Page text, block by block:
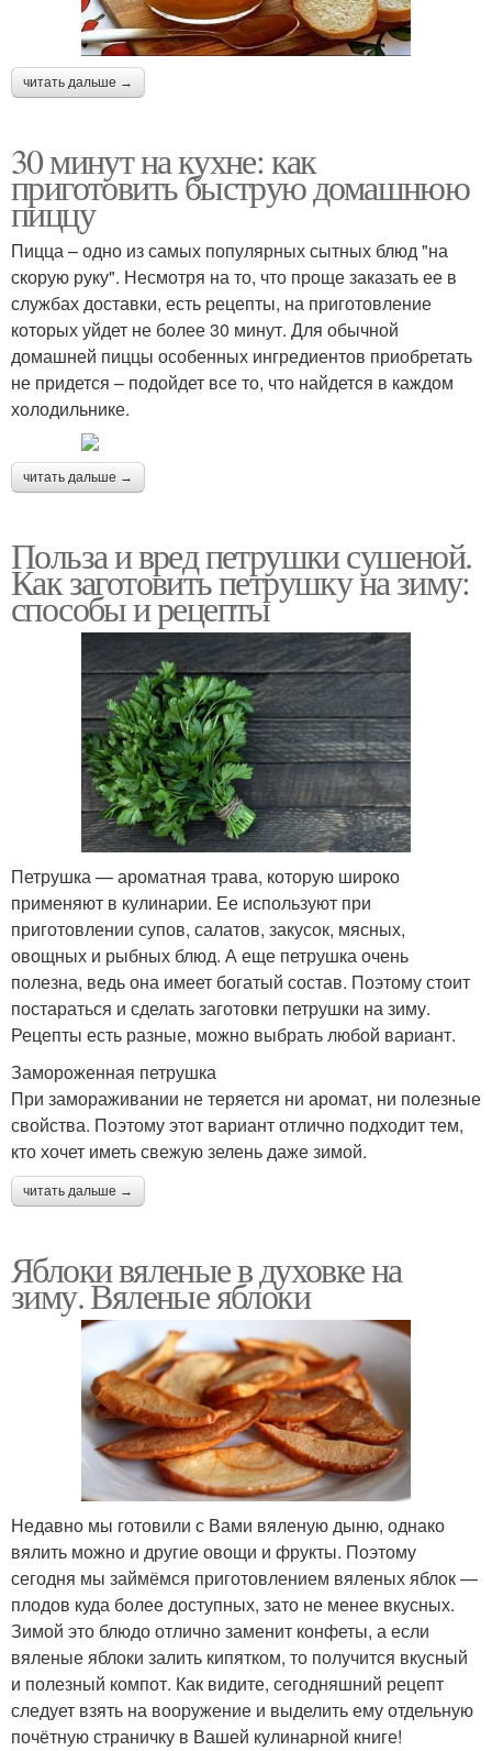
читать дальше →
30 минут на кухне: как
приготовить быструю домашнюю
пиццу
Пицца – одно из самых популярных сытных блюд "на
скорую руку". Несмотря на то, что проще заказать ее в
службах доставки, есть рецепты, на приготовление
которых уйдет не более 30 минут. Для обычной
домашней пиццы особенных ингредиентов приобретать
не придется – подойдет все то, что найдется в каждом
холодильнике.
читать дальше →
Польза и вред петрушки сушеной.
Как заготовить петрушку на зиму:
способы и рецепты
Петрушка — ароматная трава, которую широко
применяют в кулинарии. Ее используют при
приготовлении супов, салатов, закусок, мясных,
овощных и рыбных блюд. А еще петрушка очень
полезна, ведь она имеет богатый состав. Поэтому стоит
постараться и сделать заготовки петрушки на зиму.
Рецепты есть разные, можно выбрать любой вариант.
Замороженная петрушка
При замораживании не теряется ни аромат, ни полезные
свойства. Поэтому этот вариант отлично подходит тем,
кто хочет иметь свежую зелень даже зимой.
читать дальше →
Яблоки вяленые в духовке на
зиму. Вяленые яблоки
Недавно мы готовили с Вами вяленую дыню, однако
вялить можно и другие овощи и фрукты. Поэтому
сегодня мы займёмся приготовлением вяленых яблок —
плодов куда более доступных, зато не менее вкусных.
Зимой это блюдо отлично заменит конфеты, а если
вяленые яблоки залить кипятком, то получится вкусный
и полезный компот. Как видите, сегодняшний рецепт
следует взять на вооружение и выделить ему отдельную
почётную страничку в Вашей кулинарной книге!